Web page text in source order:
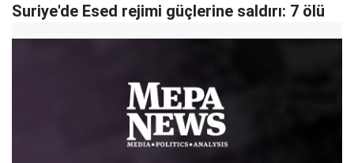
Suriye'de Esed rejimi güçlerine saldırı: 7 ölü